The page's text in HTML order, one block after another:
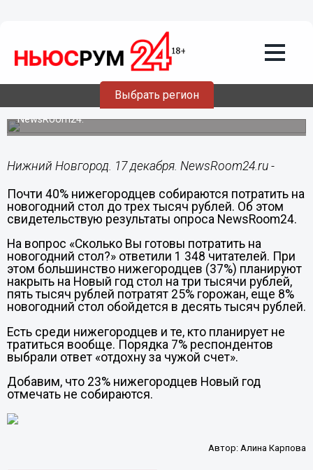
Выбрать регион
Почти 40% нижегородцев собираются
потратить на новогодний стол до трех
тысяч рублей
Подведены итоги очередного опроса читателей
NewsRoom24.
Нижний Новгород. 17 декабря. NewsRoom24.ru -
Почти 40% нижегородцев собираются потратить на
новогодний стол до трех тысяч рублей. Об этом
свидетельствую результаты опроса NewsRoom24.
На вопрос «Сколько Вы готовы потратить на
новогодний стол?» ответили 1 348 читателей. При
этом большинство нижегородцев (37%) планируют
накрыть на Новый год стол на три тысячи рублей,
пять тысяч рублей потратят 25% горожан, еще 8%
новогодний стол обойдется в десять тысяч рублей.
Есть среди нижегородцев и те, кто планирует не
тратиться вообще. Порядка 7% респондентов
выбрали ответ «отдохну за чужой счет».
Добавим, что 23% нижегородцев Новый год
отмечать не собираются.
Автор: Алина Карпова